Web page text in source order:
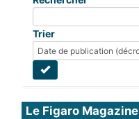
Trier
Le Figaro Magazine